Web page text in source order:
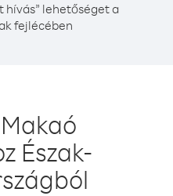
hívás” lehetőséget a
fejlécében
Észak-